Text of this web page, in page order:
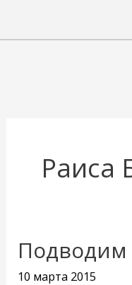
Раиса
Подводим
10 марта 2015
Подводим
итоги